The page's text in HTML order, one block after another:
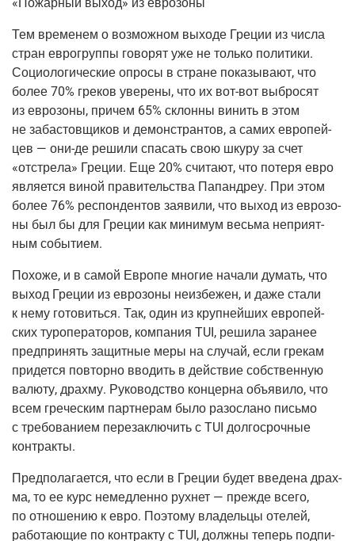
Тем вре­ме­нем о воз­мож­ном выхо­де Гре­ции из чис­ла
стран евро­груп­пы гово­рят уже не толь­ко поли­ти­ки.
Социо­ло­ги­че­ские опро­сы в стране пока­зы­ва­ют, что
более 70% гре­ков уве­ре­ны, что их вот-вот выбро­сят
из евро­зо­ны, при­чем 65% склон­ны винить в этом
не заба­стов­щи­ков и демон­стран­тов, а самих евро­пей­
цев — они-де реши­ли спа­сать свою шку­ру за счет
«отстре­ла» Гре­ции. Еще 20% счи­та­ют, что поте­ря евро
явля­ет­ся виной пра­ви­тель­ства Папан­дреу. При этом
более 76% респон­ден­тов заяви­ли, что выход из евро­зо­
ны был бы для Гре­ции как мини­мум весь­ма непри­ят­
ным событием.
Похо­же, и в самой Евро­пе мно­гие нача­ли думать, что
выход Гре­ции из евро­зо­ны неиз­бе­жен, и даже ста­ли
к нему гото­вить­ся. Так, один из круп­ней­ших евро­пей­
ских туро­пе­ра­то­ров, ком­па­ния TUI, реши­ла зара­нее
пред­при­нять защит­ные меры на слу­чай, если гре­кам
при­дет­ся повтор­но вво­дить в дей­ствие соб­ствен­ную
валю­ту, драх­му. Руко­вод­ство кон­цер­на объ­яви­ло, что
всем гре­че­ским парт­не­рам было разо­сла­но пись­мо
с тре­бо­ва­ни­ем пере­за­клю­чить с TUI дол­го­сроч­ные
контракты.
Пред­по­ла­га­ет­ся, что если в Гре­ции будет вве­де­на драх­
ма, то ее курс немед­лен­но рух­нет — преж­де все­го,
по отно­ше­нию к евро. Поэто­му вла­дель­цы оте­лей,
рабо­та­ю­щие по кон­трак­ту с TUI, долж­ны теперь под­пи­